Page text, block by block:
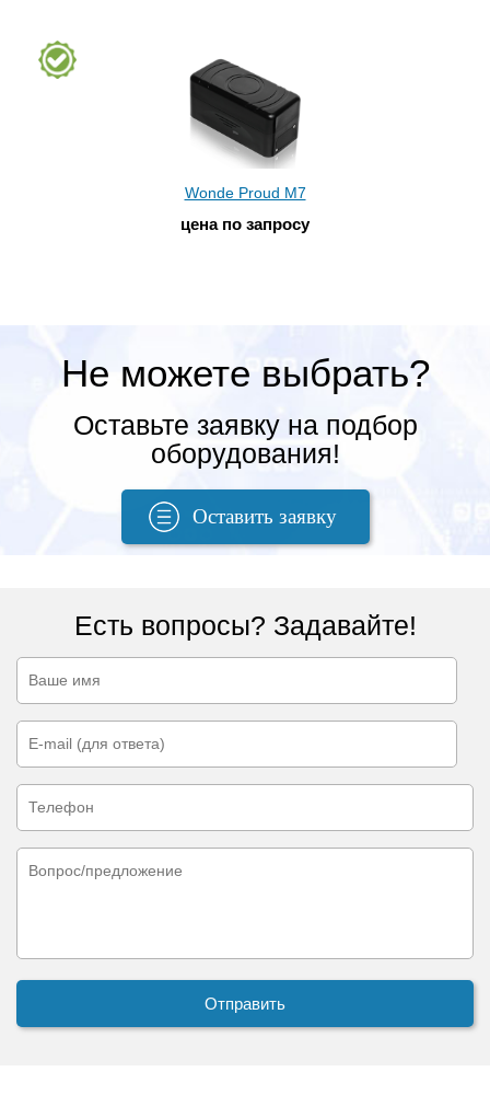
Wonde Proud M7
цена по запросу
Не можете выбрать?
Оставьте заявку на подбор
оборудования!
Оставить заявку
Есть вопросы? Задавайте!